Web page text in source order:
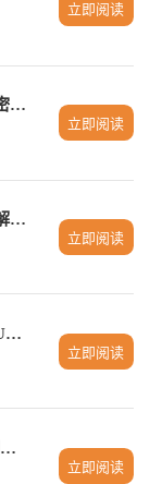
立即阅读
Chrome浏览器如何提高密码管理的安全性
立即阅读
如何通过Chrome浏览器解决页面内容乱码
立即阅读
Chrome浏览器如何使用USB安装包安装
立即阅读
谷歌浏览器升级后常见问题及解决方法
立即阅读